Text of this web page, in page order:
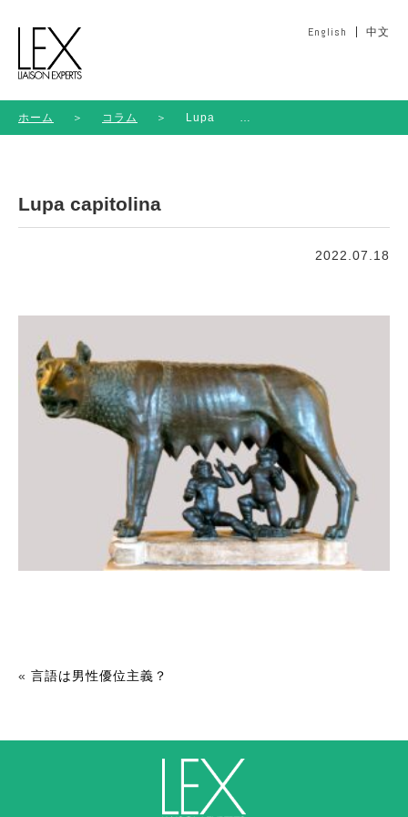
English 中文
ホーム ＞ コラム ＞
Lupa
capitolina
Lupa capitolina
2022.07.18
« 言語は男性優位主義？